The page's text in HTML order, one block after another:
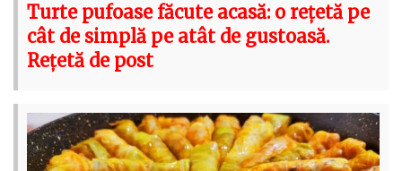
Turte pufoase făcute acasă: o rețetă pe
cât de simplă pe atât de gustoasă.
Rețetă de post